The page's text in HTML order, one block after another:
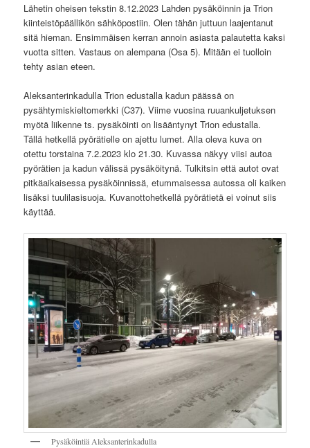
Lähetin oheisen tekstin 8.12.2023 Lahden pysäköinnin ja Trion
kiinteistöpäällikön sähköpostiin. Olen tähän juttuun laajentanut
sitä hieman. Ensimmäisen kerran annoin asiasta palautetta kaksi
vuotta sitten. Vastaus on alempana (Osa 5). Mitään ei tuolloin
tehty asian eteen.
Aleksanterinkadulla Trion edustalla kadun päässä on
pysähtymiskieltomerkki (C37). Viime vuosina ruuankuljetuksen
myötä liikenne ts. pysäköinti on lisääntynyt Trion edustalla.
Tällä hetkellä pyörätielle on ajettu lumet. Alla oleva kuva on
otettu torstaina 7.2.2023 klo 21.30. Kuvassa näkyy viisi autoa
pyörätien ja kadun välissä pysäköitynä. Tulkitsin että autot ovat
pitkäaikaisessa pysäköinnissä, etummaisessa autossa oli kaiken
lisäksi tuulilasisuoja. Kuvanottohetkellä pyörätietä ei voinut siis
käyttää.
Pysäköintiä Aleksanterinkadulla